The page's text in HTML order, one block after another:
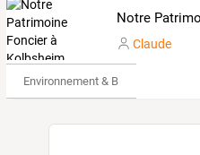
Claude
Environnement & Bio